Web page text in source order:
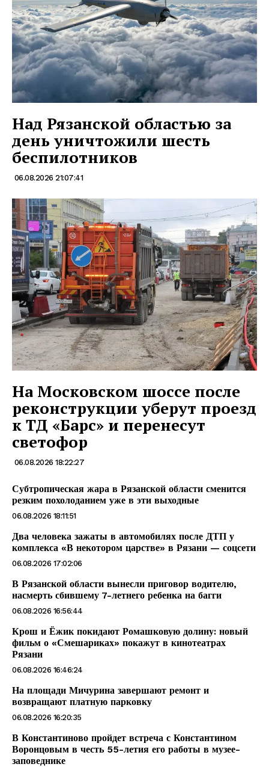
Над Рязанской областью за
день уничтожили шесть
беспилотников
06.08.2026 21:07:41
На Московском шоссе после
реконструкции уберут проезд
к ТД «Барс» и перенесут
светофор
06.08.2026 18:22:27
Субтропическая жара в Рязанской области сменится
резким похолоданием уже в эти выходные
06.08.2026 18:11:51
Два человека зажаты в автомобилях после ДТП у
комплекса «В некотором царстве» в Рязани — соцсети
06.08.2026 17:02:06
В Рязанской области вынесли приговор водителю,
насмерть сбившему 7-летнего ребенка на багги
06.08.2026 16:56:44
Крош и Ёжик покидают Ромашковую долину: новый
фильм о «Смешариках» покажут в кинотеатрах
Рязани
06.08.2026 16:46:24
На площади Мичурина завершают ремонт и
возвращают платную парковку
06.08.2026 16:20:35
В Константиново пройдет встреча с Константином
Воронцовым в честь 55-летия его работы в музее-
заповеднике